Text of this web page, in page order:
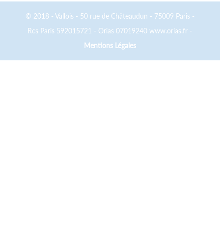
© 2018 - Vallois - 50 rue de Châteaudun - 75009 Paris -
Rcs Paris 592015721 - Orias 07019240 www.orias.fr -
Mentions Légales